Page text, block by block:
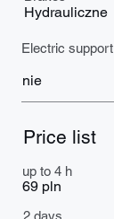
Hydrauliczne
Electric support
nie
Price list
69 pln
up to 4 h
2 days